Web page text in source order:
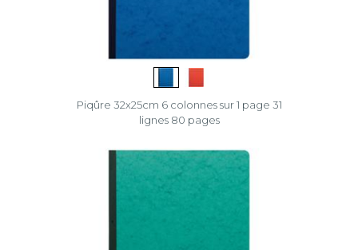
Piqûre 32x25cm 6 colonnes sur 1 page 31
lignes 80 pages